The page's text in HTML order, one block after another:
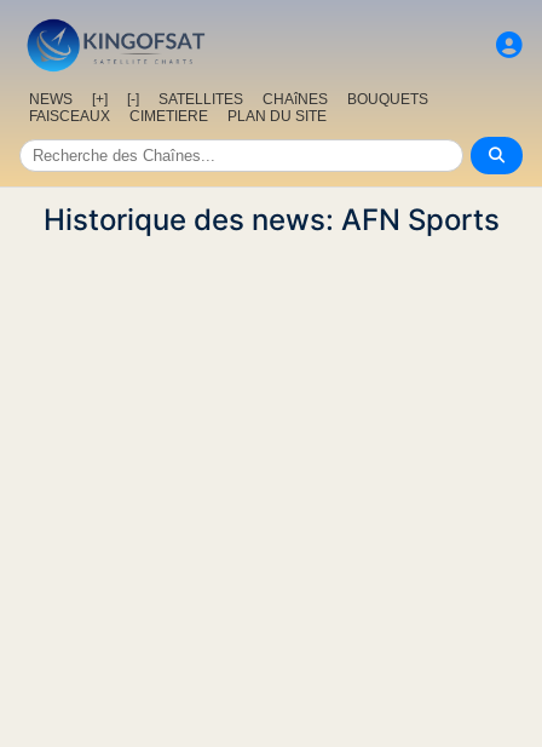
NEWS [+] [-] SATELLITES CHAîNES
BOUQUETS
FAISCEAUX
CIMETIERE PLAN DU SITE
Historique des news: AFN Sports